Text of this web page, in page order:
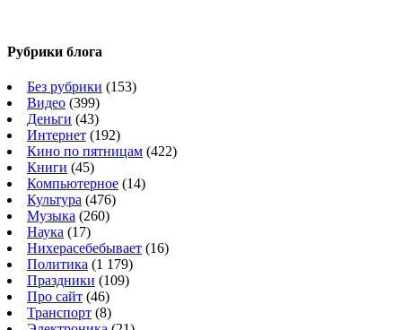
Рубрики блога
Без рубрики (153)
Видео (399)
Деньги (43)
Интернет (192)
Кино по пятницам (422)
Книги (45)
Компьютерное (14)
Культура (476)
Музыка (260)
Наука (17)
Нихерасебебывает (16)
Политика (1 179)
Праздники (109)
Про сайт (46)
Транспорт (8)